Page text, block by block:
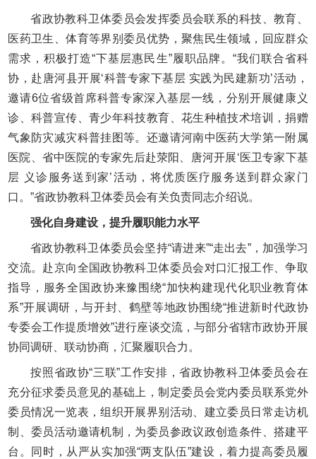
省政协教科卫体委员会发挥委员会联系的科技、教育、
医药卫生、体育等界别委员优势，聚焦民生领域，回应群众
需求，积极打造“下基层惠民生”履职品牌。“我们联合省科
协，赴唐河县开展‘科普专家下基层 实践为民建新功’活动，
邀请6位省级首席科普专家深入基层一线，分别开展健康义
诊、科普宣传、青少年科技教育、花生种植技术培训，捐赠
气象防灾减灾科普挂图等。还邀请河南中医药大学第一附属
医院、省中医院的专家先后赴荥阳、唐河开展‘医卫专家下基
层 义诊服务送到家’活动，将优质医疗服务送到群众家门
口。”省政协教科卫体委员会有关负责同志介绍说。
强化自身建设，提升履职能力水平
省政协教科卫体委员会坚持“请进来”“走出去”，加强学习
交流。赴京向全国政协教科卫体委员会对口汇报工作、争取
指导，服务全国政协来豫围绕“加快构建现代化职业教育体
系”开展调研，与开封、鹤壁等地政协围绕“推进新时代政协
专委会工作提质增效”进行座谈交流，与部分省辖市政协开展
协同调研、联动协商，汇聚履职合力。
按照省政协“三联”工作安排，省政协教科卫体委员会在
充分征求委员意见的基础上，制定委员会党内委员联系党外
委员情况一览表，组织开展界别活动、建立委员日常走访机
制、委员活动邀请机制，为委员参政议政创造条件、搭建平
台。同时，从严从实加强“两支队伍”建设，着力提高委员履